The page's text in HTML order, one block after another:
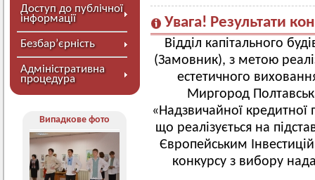
Доступ до публічної
інформації
Безбар’єрність
Адміністративна
процедура
Випадкове фото
Увага! Результати
Відділ капітального
(Замовник), з метою
естетичного
Миргород
«Надзвичайної
що реалізується на
Європейським
конкурсу з вибору